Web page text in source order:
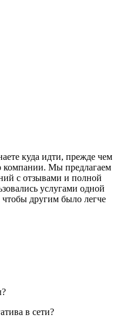
куда идти, прежде чем
компании. Мы предлагаем
с отзывами и полной
услугами одной
чтобы другим было легче
в сети?